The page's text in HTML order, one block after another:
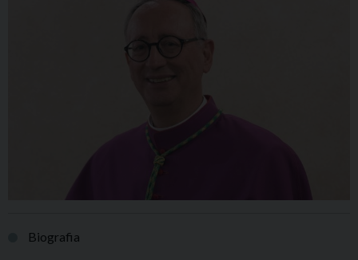
Biografia